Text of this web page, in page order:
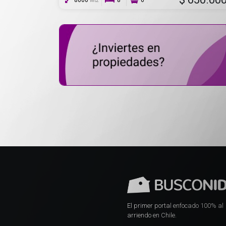
El primer portal enfocado 100% al
arriendo en Chile.